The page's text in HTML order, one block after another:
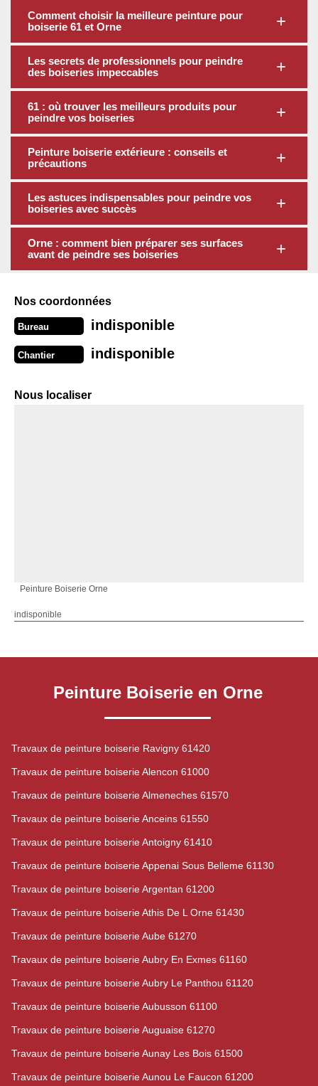
Comment choisir la meilleure peinture pour
boiserie 61 et Orne
Les secrets de professionnels pour peindre
des boiseries impeccables
61 : où trouver les meilleurs produits pour
peindre vos boiseries
Peinture boiserie extérieure : conseils et
précautions
Les astuces indispensables pour peindre vos
boiseries avec succès
Orne : comment bien préparer ses surfaces
avant de peindre ses boiseries
Nos coordonnées
Bureau indisponible
Chantier indisponible
Nous localiser
Peinture Boiserie Orne
indisponible
Peinture Boiserie en Orne
Travaux de peinture boiserie Ravigny 61420
Travaux de peinture boiserie Alencon 61000
Travaux de peinture boiserie Almeneches 61570
Travaux de peinture boiserie Anceins 61550
Travaux de peinture boiserie Antoigny 61410
Travaux de peinture boiserie Appenai Sous Belleme 61130
Travaux de peinture boiserie Argentan 61200
Travaux de peinture boiserie Athis De L Orne 61430
Travaux de peinture boiserie Aube 61270
Travaux de peinture boiserie Aubry En Exmes 61160
Travaux de peinture boiserie Aubry Le Panthou 61120
Travaux de peinture boiserie Aubusson 61100
Travaux de peinture boiserie Auguaise 61270
Travaux de peinture boiserie Aunay Les Bois 61500
Travaux de peinture boiserie Aunou Le Faucon 61200